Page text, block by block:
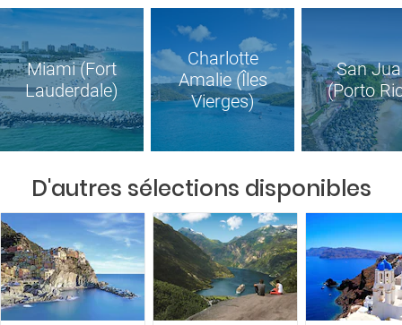
Miami (Fort
Lauderdale)
Charlotte
Amalie (Îles
Vierges)
San
(Porto
D'autres sélections disponibles